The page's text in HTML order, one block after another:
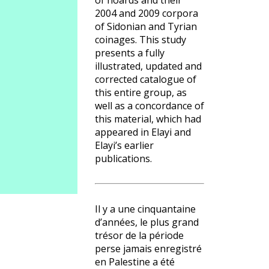
2004 and 2009 corpora
of Sidonian and Tyrian
coinages. This study
presents a fully
illustrated, updated and
corrected catalogue of
this entire group, as
well as a concordance of
this material, which had
appeared in Elayi and
Elayi’s earlier
publications.
Il y a une cinquantaine
d’années, le plus grand
trésor de la période
perse jamais enregistré
en Palestine a été